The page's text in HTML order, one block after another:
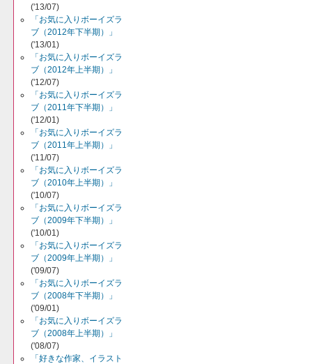
('13/07)
「お気に入りボーイズラ
ブ（2012年下半期）」
('13/01)
「お気に入りボーイズラ
ブ（2012年上半期）」
('12/07)
「お気に入りボーイズラ
ブ（2011年下半期）」
('12/01)
「お気に入りボーイズラ
ブ（2011年上半期）」
('11/07)
「お気に入りボーイズラ
ブ（2010年上半期）」
('10/07)
「お気に入りボーイズラ
ブ（2009年下半期）」
('10/01)
「お気に入りボーイズラ
ブ（2009年上半期）」
('09/07)
「お気に入りボーイズラ
ブ（2008年下半期）」
('09/01)
「お気に入りボーイズラ
ブ（2008年上半期）」
('08/07)
「好きな作家、イラスト